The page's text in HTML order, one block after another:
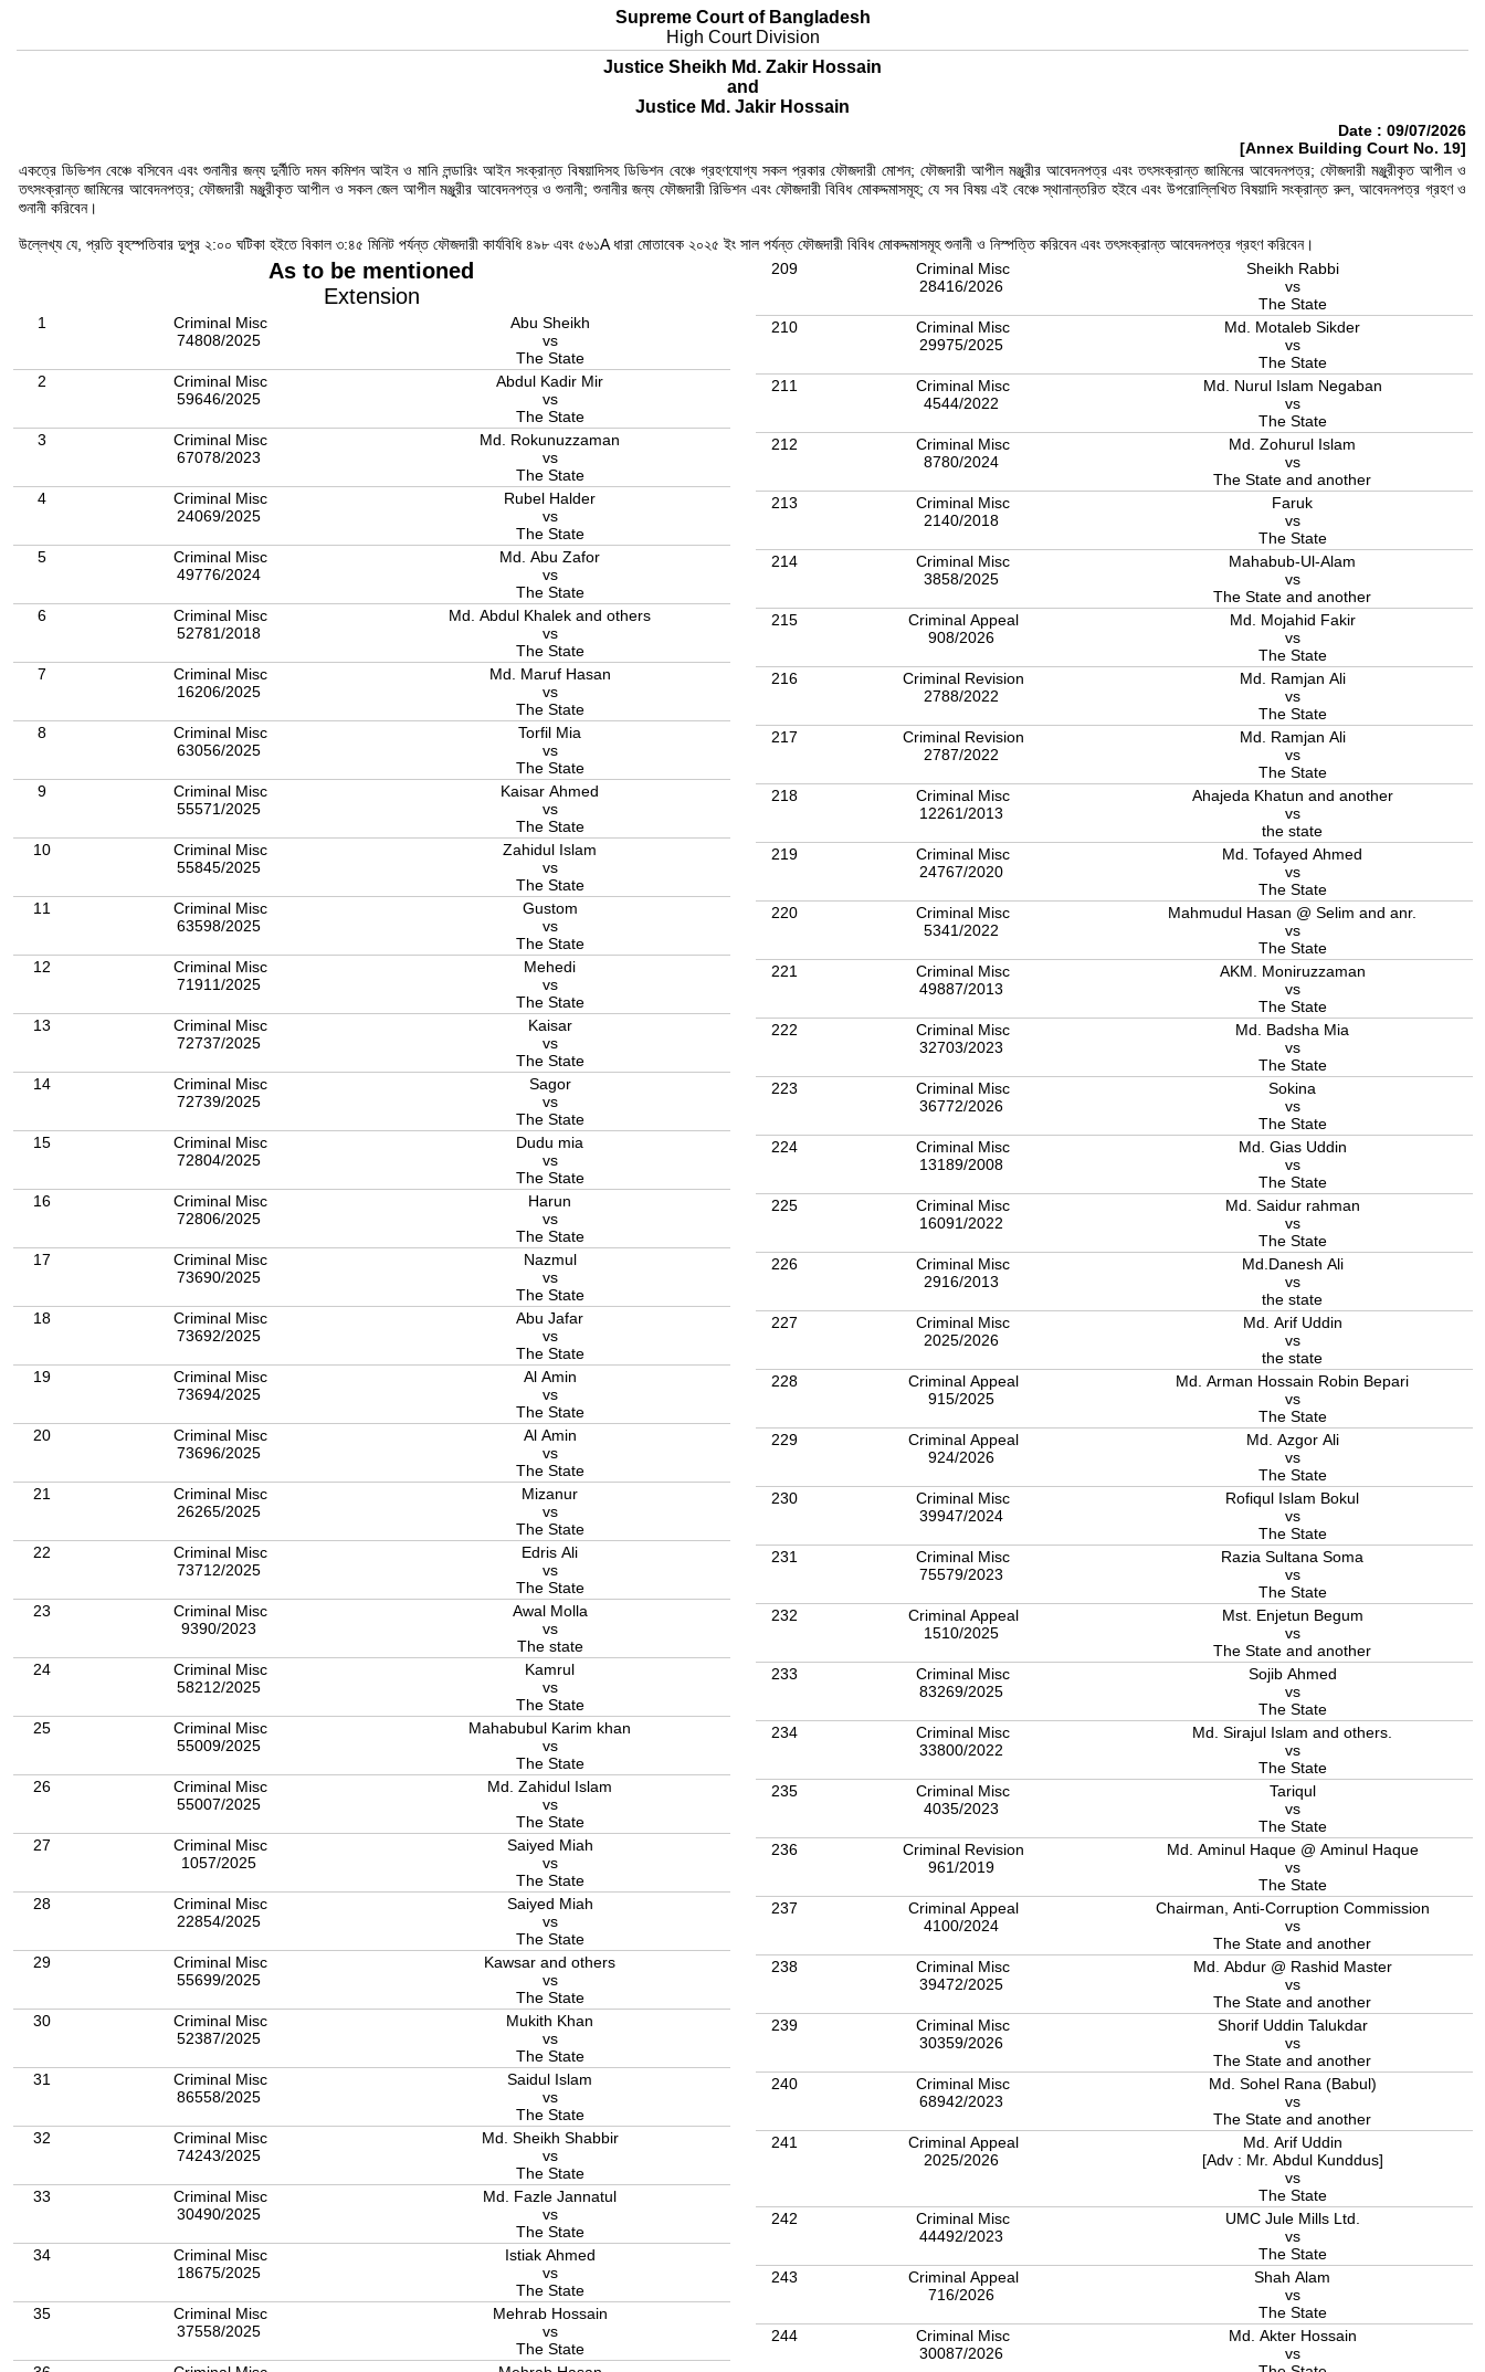
Supreme Court of Bangladesh
High Court Division
Justice Sheikh Md. Zakir Hossain
and
Justice Md. Jakir Hossain
Date : 09/07/2026
[Annex Building Court No. 19]
একত্রে ডিভিশন বেঞ্চে বসিবেন এবং শুনানীর জন্য দুর্নীতি দমন কমিশন আইন ও মানি লন্ডারিং আইন সংক্রান্ত বিষয়াদিসহ ডিভিশন বেঞ্চে গ্রহণযোগ্য সকল প্রকার ফৌজদারী মোশন; ফৌজদারী আপীল মঞ্জুরীর আবেদনপত্র এবং তৎসংক্রান্ত জামিনের আবেদনপত্র; ফৌজদারী মঞ্জুরীকৃত আপীল ও
তৎসংক্রান্ত জামিনের আবেদনপত্র; ফৌজদারী মঞ্জুরীকৃত আপীল ও সকল জেল আপীল মঞ্জুরীর আবেদনপত্র ও শুনানী; শুনানীর জন্য ফৌজদারী রিভিশন এবং ফৌজদারী বিবিধ মোকদ্দমাসমূহ; যে সব বিষয় এই বেঞ্চে স্থানান্তরিত হইবে এবং উপরোল্লিখিত বিষয়াদি সংক্রান্ত রুল, আবেদনপত্র গ্রহণ ও
শুনানী করিবেন।
উল্লেখ্য যে, প্রতি বৃহস্পতিবার দুপুর ২:০০ ঘটিকা হইতে বিকাল ৩:৪৫ মিনিট পর্যন্ত ফৌজদারী কার্যবিধি ৪৯৮ এবং ৫৬১A ধারা মোতাবেক ২০২৫ ইং সাল পর্যন্ত ফৌজদারী বিবিধ মোকদ্দমাসমূহ শুনানী ও নিস্পত্তি করিবেন এবং তৎসংক্রান্ত আবেদনপত্র গ্রহণ করিবেন।
As to be mentioned
Extension
1
Criminal Misc
74808/2025
Abu Sheikh
vs
The State
2
Criminal Misc
59646/2025
Abdul Kadir Mir
vs
The State
3
Criminal Misc
67078/2023
Md. Rokunuzzaman
vs
The State
4
Criminal Misc
24069/2025
Rubel Halder
vs
The State
5
Criminal Misc
49776/2024
Md. Abu Zafor
vs
The State
6
Criminal Misc
52781/2018
Md. Abdul Khalek and others
vs
The State
7
Criminal Misc
16206/2025
Md. Maruf Hasan
vs
The State
8
Criminal Misc
63056/2025
Torfil Mia
vs
The State
9
Criminal Misc
55571/2025
Kaisar Ahmed
vs
The State
10
Criminal Misc
55845/2025
Zahidul Islam
vs
The State
11
Criminal Misc
63598/2025
Gustom
vs
The State
12
Criminal Misc
71911/2025
Mehedi
vs
The State
13
Criminal Misc
72737/2025
Kaisar
vs
The State
14
Criminal Misc
72739/2025
Sagor
vs
The State
15
Criminal Misc
72804/2025
Dudu mia
vs
The State
16
Criminal Misc
72806/2025
Harun
vs
The State
17
Criminal Misc
73690/2025
Nazmul
vs
The State
18
Criminal Misc
73692/2025
Abu Jafar
vs
The State
19
Criminal Misc
73694/2025
Al Amin
vs
The State
20
Criminal Misc
73696/2025
Al Amin
vs
The State
21
Criminal Misc
26265/2025
Mizanur
vs
The State
22
Criminal Misc
73712/2025
Edris Ali
vs
The State
23
Criminal Misc
9390/2023
Awal Molla
vs
The state
24
Criminal Misc
58212/2025
Kamrul
vs
The State
25
Criminal Misc
55009/2025
Mahabubul Karim khan
vs
The State
26
Criminal Misc
55007/2025
Md. Zahidul Islam
vs
The State
27
Criminal Misc
1057/2025
Saiyed Miah
vs
The State
28
Criminal Misc
22854/2025
Saiyed Miah
vs
The State
29
Criminal Misc
55699/2025
Kawsar and others
vs
The State
30
Criminal Misc
52387/2025
Mukith Khan
vs
The State
31
Criminal Misc
86558/2025
Saidul Islam
vs
The State
32
Criminal Misc
74243/2025
Md. Sheikh Shabbir
vs
The State
33
Criminal Misc
30490/2025
Md. Fazle Jannatul
vs
The State
34
Criminal Misc
18675/2025
Istiak Ahmed
vs
The State
35
Criminal Misc
37558/2025
Mehrab Hossain
vs
The State
209
Criminal Misc
28416/2026
Sheikh Rabbi
vs
The State
210
Criminal Misc
29975/2025
Md. Motaleb Sikder
vs
The State
211
Criminal Misc
4544/2022
Md. Nurul Islam Negaban
vs
The State
212
Criminal Misc
8780/2024
Md. Zohurul Islam
vs
The State and another
213
Criminal Misc
2140/2018
Faruk
vs
The State
214
Criminal Misc
3858/2025
Mahabub-Ul-Alam
vs
The State and another
215
Criminal Appeal
908/2026
Md. Mojahid Fakir
vs
The State
216
Criminal Revision
2788/2022
Md. Ramjan Ali
vs
The State
217
Criminal Revision
2787/2022
Md. Ramjan Ali
vs
The State
218
Criminal Misc
12261/2013
Ahajeda Khatun and another
vs
the state
219
Criminal Misc
24767/2020
Md. Tofayed Ahmed
vs
The State
220
Criminal Misc
5341/2022
Mahmudul Hasan @ Selim and anr.
vs
The State
221
Criminal Misc
49887/2013
AKM. Moniruzzaman
vs
The State
222
Criminal Misc
32703/2023
Md. Badsha Mia
vs
The State
223
Criminal Misc
36772/2026
Sokina
vs
The State
224
Criminal Misc
13189/2008
Md. Gias Uddin
vs
The State
225
Criminal Misc
16091/2022
Md. Saidur rahman
vs
The State
226
Criminal Misc
2916/2013
Md.Danesh Ali
vs
the state
227
Criminal Misc
2025/2026
Md. Arif Uddin
vs
the state
228
Criminal Appeal
915/2025
Md. Arman Hossain Robin Bepari
vs
The State
229
Criminal Appeal
924/2026
Md. Azgor Ali
vs
The State
230
Criminal Misc
39947/2024
Rofiqul Islam Bokul
vs
The State
231
Criminal Misc
75579/2023
Razia Sultana Soma
vs
The State
232
Criminal Appeal
1510/2025
Mst. Enjetun Begum
vs
The State and another
233
Criminal Misc
83269/2025
Sojib Ahmed
vs
The State
234
Criminal Misc
33800/2022
Md. Sirajul Islam and others.
vs
The State
235
Criminal Misc
4035/2023
Tariqul
vs
The State
236
Criminal Revision
961/2019
Md. Aminul Haque @ Aminul Haque
vs
The State
237
Criminal Appeal
4100/2024
Chairman, Anti-Corruption Commission
vs
The State and another
238
Criminal Misc
39472/2025
Md. Abdur @ Rashid Master
vs
The State and another
239
Criminal Misc
30359/2026
Shorif Uddin Talukdar
vs
The State and another
240
Criminal Misc
68942/2023
Md. Sohel Rana (Babul)
vs
The State and another
241
Criminal Appeal
2025/2026
Md. Arif Uddin
[Adv : Mr. Abdul Kunddus]
vs
The State
242
Criminal Misc
44492/2023
UMC Jule Mills Ltd.
vs
The State
243
Criminal Appeal
716/2026
Shah Alam
vs
The State
244
Criminal Misc
30087/2026
Md. Akter Hossain
vs